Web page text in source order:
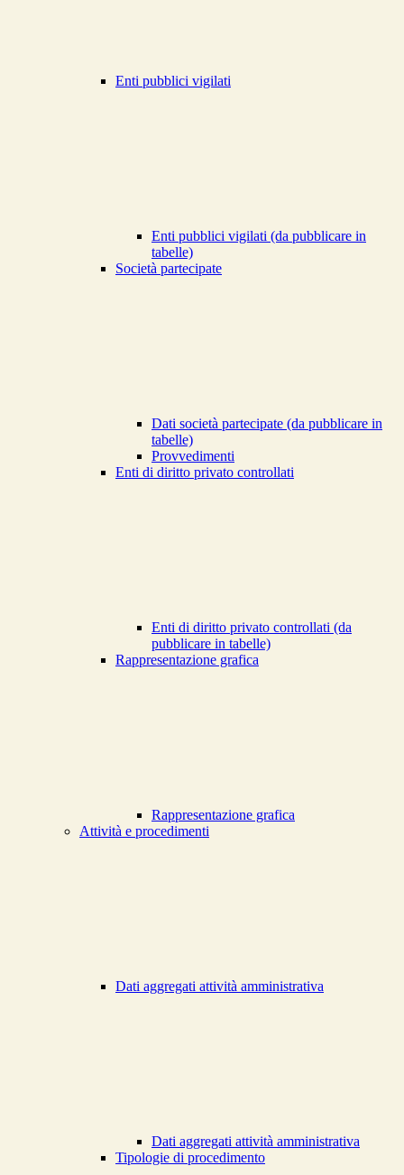
Enti pubblici vigilati
Enti pubblici vigilati (da pubblicare in
tabelle)
Società partecipate
Dati società partecipate (da pubblicare in
tabelle)
Provvedimenti
Enti di diritto privato controllati
Enti di diritto privato controllati (da
pubblicare in tabelle)
Rappresentazione grafica
Rappresentazione grafica
Attività e procedimenti
Dati aggregati attività amministrativa
Dati aggregati attività amministrativa
Tipologie di procedimento